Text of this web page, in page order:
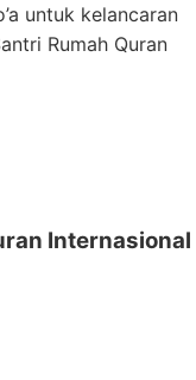
untuk kelancaran
Rumah Quran
Internasional